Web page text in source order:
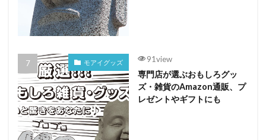
モアイグッズ 91view
専門店が選ぶおもしろグッ
ズ・雑貨のAmazon通販、プ
レゼントやギフトにも